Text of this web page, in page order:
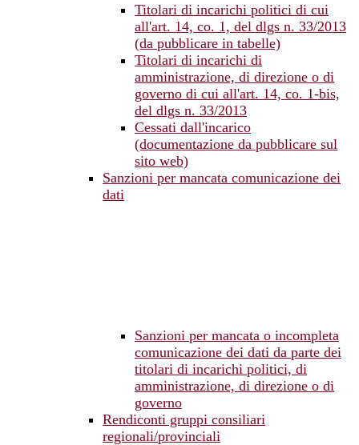
Titolari di incarichi politici di cui
all'art. 14, co. 1, del dlgs n. 33/2013
(da pubblicare in tabelle)
Titolari di incarichi di
amministrazione, di direzione o di
governo di cui all'art. 14, co. 1-bis,
del dlgs n. 33/2013
Cessati dall'incarico
(documentazione da pubblicare sul
sito web)
Sanzioni per mancata comunicazione dei
dati
Sanzioni per mancata o incompleta
comunicazione dei dati da parte dei
titolari di incarichi politici, di
amministrazione, di direzione o di
governo
Rendiconti gruppi consiliari
regionali/provinciali